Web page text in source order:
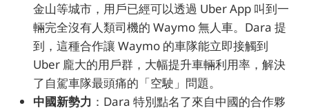
金山等城市，用戶已經可以透過 Uber App 叫到一
輛完全沒有人類司機的 Waymo 無人車。Dara 提
到，這種合作讓 Waymo 的車隊能立即接觸到
Uber 龐大的用戶群，大幅提升車輛利用率，解決
了自駕車隊最頭痛的「空駛」問題。
中國新勢力 ：Dara 特別點名了來自中國的合作夥